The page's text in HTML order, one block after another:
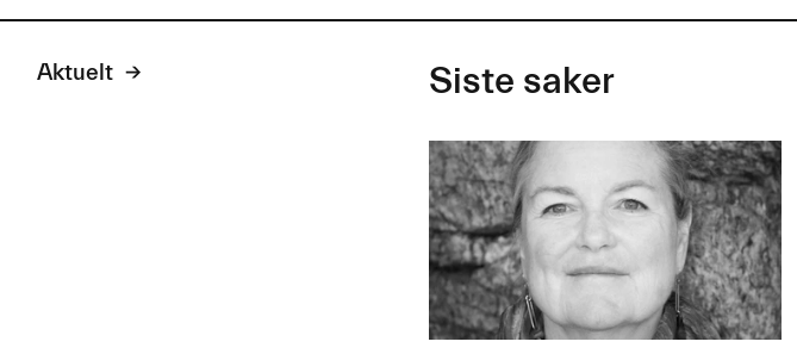
Aktuelt Siste saker